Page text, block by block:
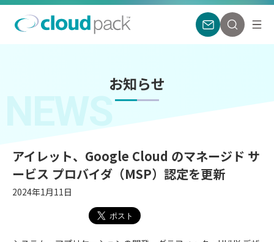
お知らせ
NEWS
アイレット、Google Cloud のマネージド サ
ービス プロバイダ（MSP）認定を更新
2024年1月11日